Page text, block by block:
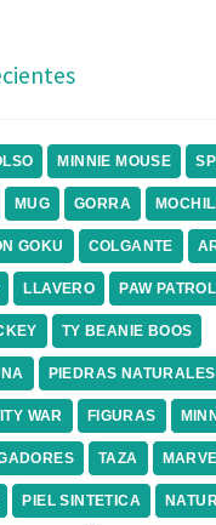
MINNIE MOUSE
MUG GORRA
GOKU COLGANTE
LLAVERO PAW PATROL
TY BEANIE BOOS
PIEDRAS NATURALES
WAR FIGURAS
TAZA
PIEL SINTETICA